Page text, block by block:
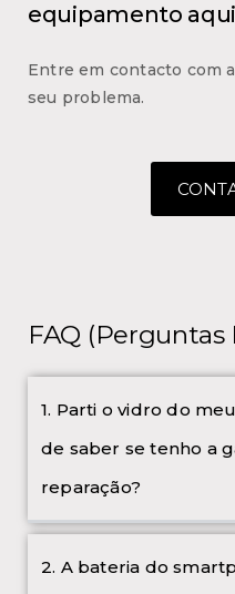
equipamento
Entre em contacto com
seu problema.
FAQ
1. Parti o vidro do
de saber se tenho a
reparação?
2. A bateria do